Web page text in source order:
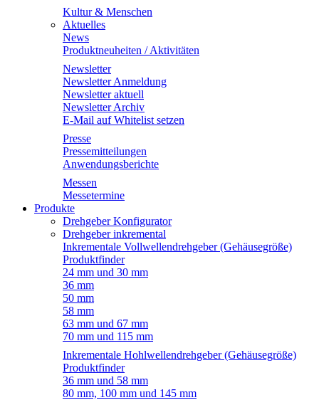
Kultur & Menschen
Aktuelles
News
Produktneuheiten / Aktivitäten
Newsletter
Newsletter Anmeldung
Newsletter aktuell
Newsletter Archiv
E-Mail auf Whitelist setzen
Presse
Pressemitteilungen
Anwendungsberichte
Messen
Messetermine
Produkte
Drehgeber Konfigurator
Drehgeber inkremental
Inkrementale Vollwellendrehgeber (Gehäusegröße)
Produktfinder
24 mm und 30 mm
36 mm
50 mm
58 mm
63 mm und 67 mm
70 mm und 115 mm
Inkrementale Hohlwellendrehgeber (Gehäusegröße)
Produktfinder
36 mm und 58 mm
80 mm, 100 mm und 145 mm